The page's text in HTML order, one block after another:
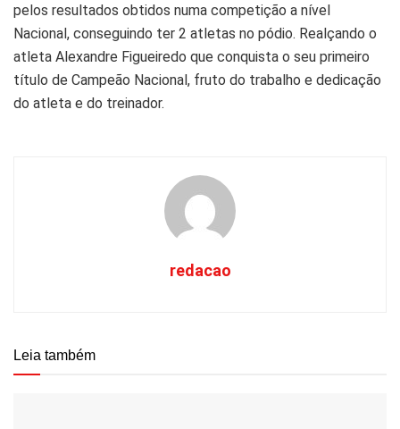
pelos resultados obtidos numa competição a nível
Nacional, conseguindo ter 2 atletas no pódio. Realçando o
atleta Alexandre Figueiredo que conquista o seu primeiro
título de Campeão Nacional, fruto do trabalho e dedicação
do atleta e do treinador.
redacao
Leia também